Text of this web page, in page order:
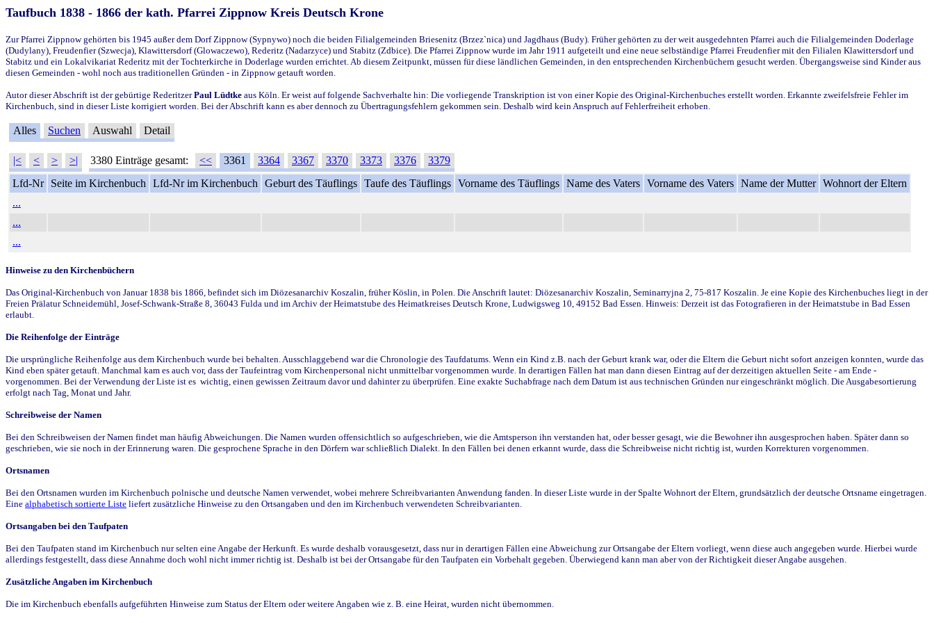
Taufbuch 1838 - 1866 der kath. Pfarrei Zippnow Kreis Deutsch Krone
Zur Pfarrei Zippnow gehörten bis 1945 außer dem Dorf Zippnow (Sypnywo) noch die beiden Filialgemeinden Briesenitz (Brzez`nica) und Jagdhaus (Budy). Früher gehörten zu der weit ausgedehnten Pfarrei auch die Filialgemeinden Doderlage
(Dudylany), Freudenfier (Szwecja), Klawittersdorf (Glowaczewo), Rederitz (Nadarzyce) und Stabitz (Zdbice). Die Pfarrei Zippnow wurde im Jahr 1911 aufgeteilt und eine neue selbständige Pfarrei Freudenfier mit den Filialen Klawittersdorf und
Stabitz und ein Lokalvikariat Rederitz mit der Tochterkirche in Doderlage wurden errichtet. Ab diesem Zeitpunkt, müssen für diese ländlichen Gemeinden, in den entsprechenden Kirchenbüchern gesucht werden. Übergangsweise sind Kinder aus
diesen Gemeinden - wohl noch aus traditionellen Gründen - in Zippnow getauft worden.
Autor dieser Abschrift ist der gebürtige RederitzerPaul Lüdtke aus Köln. Er weist auf folgende Sachverhalte hin: Die vorliegende Transkription ist von einer Kopie des Original-Kirchenbuches erstellt worden. Erkannte zweifelsfreie Fehler im
Kirchenbuch, sind in dieser Liste korrigiert worden. Bei der Abschrift kann es aber dennoch zu Übertragungsfehlern gekommen sein. Deshalb wird kein Anspruch auf Fehlerfreiheit erhoben.
Alles Suchen Auswahl Detail
|< < > >| 3380 Einträge gesamt: << 3361 3364 3367 3370 3373 3376
3379
Lfd-Nr
Seite im Kirchenbuch Lfd-Nr im Kirchenbuch Geburt des Täuflings Taufe des Täuflings Vorname des Täuflings Name des Vaters Vorname des Vaters Name der Mutter Wohnort der Eltern
...
...
...
Hinweise zu den Kirchenbüchern
Das Original-Kirchenbuch von Januar 1838 bis 1866, befindet sich im Diözesanarchiv Koszalin, früher Köslin, in Polen. Die Anschrift lautet: Diözesanarchiv Koszalin, Seminarryjna 2, 75-817 Koszalin. Je eine Kopie des Kirchenbuches liegt in der
Freien Prälatur Schneidemühl, Josef-Schwank-Straße 8, 36043 Fulda und im Archiv der Heimatstube des Heimatkreises Deutsch Krone, Ludwigsweg 10, 49152 Bad Essen. Hinweis: Derzeit ist das Fotografieren in der Heimatstube in Bad Essen
erlaubt.
Die Reihenfolge der Einträge
Die ursprüngliche Reihenfolge aus dem Kirchenbuch wurde bei behalten. Ausschlaggebend war die Chronologie des Taufdatums. Wenn ein Kind z.B. nach der Geburt krank war, oder die Eltern die Geburt nicht sofort anzeigen konnten, wurde das
Kind eben später getauft. Manchmal kam es auch vor, dass der Taufeintrag vom Kirchenpersonal nicht unmittelbar vorgenommen wurde. In derartigen Fällen hat man dann diesen Eintrag auf der derzeitigen aktuellen Seite - am Ende -
vorgenommen. Bei der Verwendung der Liste ist es wichtig, einen gewissen Zeitraum davor und dahinter zu überprüfen. Eine exakte Suchabfrage nach dem Datum ist aus technischen Gründen nur eingeschränkt möglich. Die Ausgabesortierung
erfolgt nach Tag, Monat und Jahr.
Schreibweise der Namen
Bei den Schreibweisen der Namen findet man häufig Abweichungen. Die Namen wurden offensichtlich so aufgeschrieben, wie die Amtsperson ihn verstanden hat, oder besser gesagt, wie die Bewohner ihn ausgesprochen haben. Später dann so
geschrieben, wie sie noch in der Erinnerung waren. Die gesprochene Sprache in den Dörfern war schließlich Dialekt. In den Fällen bei denen erkannt wurde, dass die Schreibweise nicht richtig ist, wurden Korrekturen vorgenommen.
Ortsnamen
Bei den Ortsnamen wurden im Kirchenbuch polnische und deutsche Namen verwendet, wobei mehrere Schreibvarianten Anwendung fanden. In dieser Liste wurde in der Spalte Wohnort der Eltern, grundsätzlich der deutsche Ortsname eingetragen.
Eine alphabetisch sortierte Liste liefert zusätzliche Hinweise zu den Ortsangaben und den im Kirchenbuch verwendeten Schreibvarianten.
Ortsangaben bei den Taufpaten
Bei den Taufpaten stand im Kirchenbuch nur selten eine Angabe der Herkunft. Es wurde deshalb vorausgesetzt, dass nur in derartigen Fällen eine Abweichung zur Ortsangabe der Eltern vorliegt, wenn diese auch angegeben wurde. Hierbei wurde
allerdings festgestellt, dass diese Annahme doch wohl nicht immer richtig ist. Deshalb ist bei der Ortsangabe für den Taufpaten ein Vorbehalt gegeben. Überwiegend kann man aber von der Richtigkeit dieser Angabe ausgehen.
Zusätzliche Angaben im Kirchenbuch
Die im Kirchenbuch ebenfalls aufgeführten Hinweise zum Status der Eltern oder weitere Angaben wie z. B. eine Heirat, wurden nicht übernommen.